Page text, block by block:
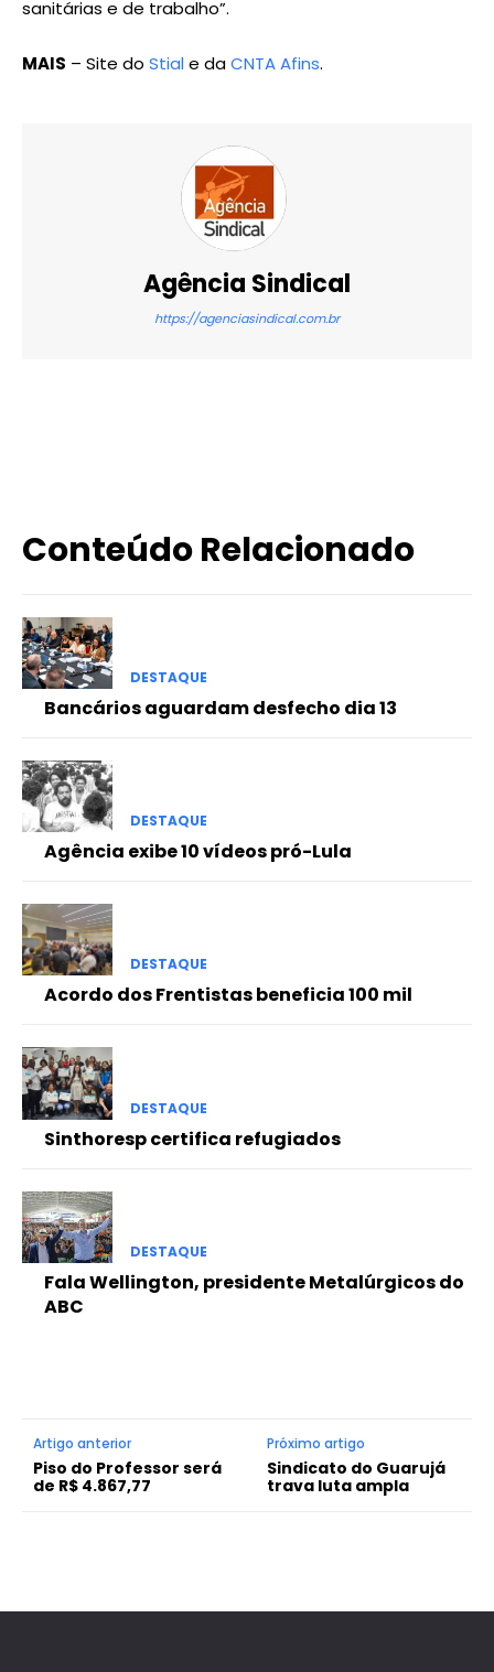
sanitárias e de trabalho”.
MAIS – Site do Stiale daCNTA Afins.
Agência Sindical
https://agenciasindical.com.br
Conteúdo Relacionado
DESTAQUE
Bancários aguardam desfecho dia 13
DESTAQUE
Agência exibe 10 vídeos pró-Lula
DESTAQUE
Acordo dos Frentistas beneficia 100 mil
DESTAQUE
Sinthoresp certifica refugiados
DESTAQUE
Fala Wellington, presidente Metalúrgicos do
ABC
Artigo anterior
Piso do Professor será
de R$ 4.867,77
Próximo artigo
Sindicato do Guarujá
trava luta ampla